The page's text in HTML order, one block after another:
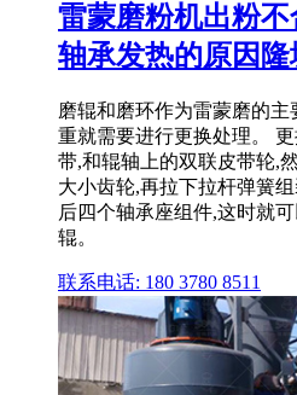
雷蒙磨粉机出粉
轴承发热的原因隆
磨辊和磨环作为雷蒙磨的
重就需要进行更换处理。
带,和辊轴上的双联皮带轮,
大小齿轮,再拉下拉杆弹簧
后四个轴承座组件,这时就
辊。
联系电话: 180 3780 8511